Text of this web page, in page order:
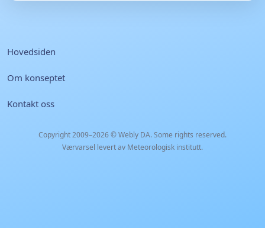
Hovedsiden
Om konseptet
Kontakt oss
Copyright 2009–2026 ©Webly DA. Some rights reserved.
Værvarsel levert av Meteorologisk institutt.